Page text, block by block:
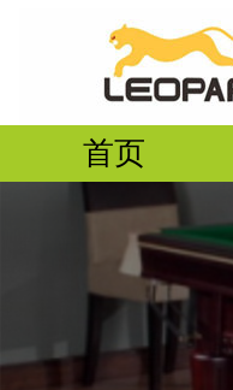
首页